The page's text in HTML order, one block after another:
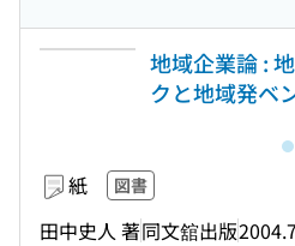
地域企業論 :
クと地域発ベ
紙 図書
田中史人 著同文舘出版2004.7